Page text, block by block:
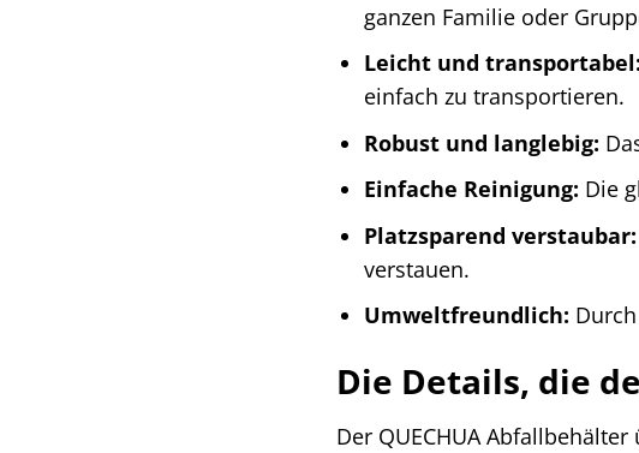
ganzen Familie oder
Leicht und transportabel:
einfach zu transportieren.
Robust und langlebig:
Einfache Reinigung: Die
Platzsparend verstaubar:
verstauen.
Umweltfreundlich:
Die Details, die
Der QUECHUA